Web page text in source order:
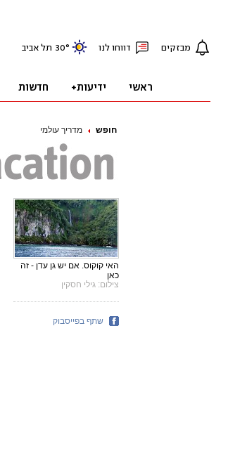
חופש מדריך עולמי
האי קוקוס. אם יש גן עדן - זה
כאן
צילום: גילי חסקין
שתף בפייסבוק